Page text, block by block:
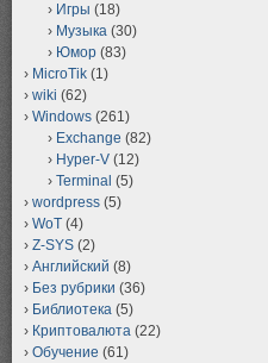
Игры (18)
Музыка (30)
Юмор (83)
MicroTik (1)
wiki (62)
Windows (261)
Exchange (82)
Hyper-V (12)
Terminal (5)
wordpress (5)
WoT (4)
Z-SYS (2)
Английский (8)
Без рубрики (36)
Библиотека (5)
Криптовалюта (22)
Обучение (61)